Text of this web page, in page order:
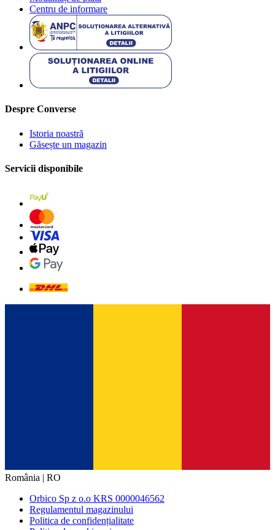
Centru de informare
Despre Converse
Istoria noastră
Găsește un magazin
Servicii disponibile
România | RO
Orbico Sp z o.o KRS 0000046562
Regulamentul magazinului
Politica de confidențialitate